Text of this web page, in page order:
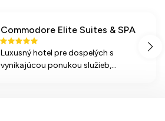
Commodore Elite Suites & SPA
Luxusný hotel pre dospelých s
vynikajúcou ponukou služieb,